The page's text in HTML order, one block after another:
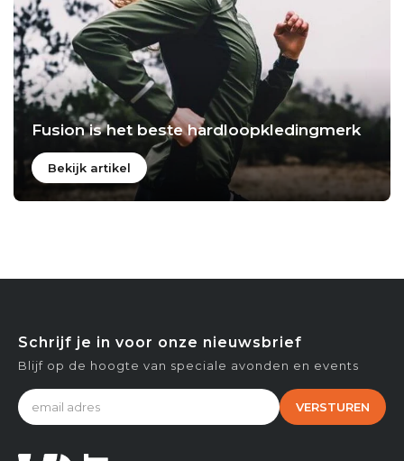
Fusion is het beste hardloopkledingmerk
Bekijk artikel
Schrijf je in voor onze nieuwsbrief
Blijf op de hoogte van speciale avonden en events
VERSTUREN